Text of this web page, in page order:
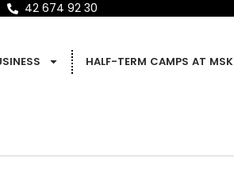
42 674 92 30
HALF-TERM CAMPS AT MSK